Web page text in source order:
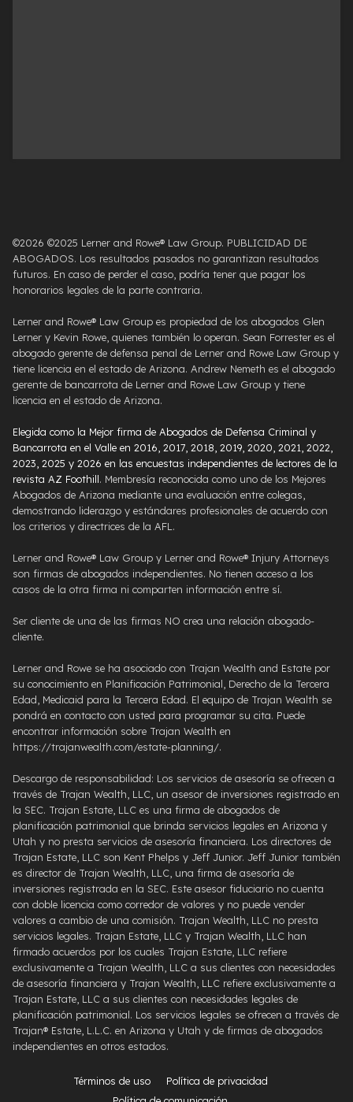
©2026 ©2025 Lerner and Rowe® Law Group. PUBLICIDAD DE
ABOGADOS. Los resultados pasados ​​no garantizan resultados
futuros. En caso de perder el caso, podría tener que pagar los
honorarios legales de la parte contraria.
Lerner and Rowe® Law Group es propiedad de los abogados Glen
Lerner y Kevin Rowe, quienes también lo operan. Sean Forrester es el
abogado gerente de defensa penal de Lerner and Rowe Law Group y
tiene licencia en el estado de Arizona. Andrew Nemeth es el abogado
gerente de bancarrota de Lerner and Rowe Law Group y tiene
licencia en el estado de Arizona.
Elegida como la Mejor firma de Abogados de Defensa Criminal y
Bancarrota en el Valle en 2016, 2017, 2018, 2019, 2020, 2021, 2022,
2023, 2025 y 2026 en las encuestas independientes de lectores de la
revista AZ Foothill. Membresía reconocida como uno de los Mejores
Abogados de Arizona mediante una evaluación entre colegas,
demostrando liderazgo y estándares profesionales de acuerdo con
los criterios y directrices de la AFL.
Lerner and Rowe® Law Group y Lerner and Rowe® Injury Attorneys
son firmas de abogados independientes. No tienen acceso a los
casos de la otra firma ni comparten información entre sí.
Ser cliente de una de las firmas NO crea una relación abogado-
cliente.
Lerner and Rowe se ha asociado con Trajan Wealth and Estate por
su conocimiento en Planificación Patrimonial, Derecho de la Tercera
Edad, Medicaid para la Tercera Edad. El equipo de Trajan Wealth se
pondrá en contacto con usted para programar su cita. Puede
encontrar información sobre Trajan Wealth en
https://trajanwealth.com/estate-planning/.
Descargo de responsabilidad: Los servicios de asesoría se ofrecen a
través de Trajan Wealth, LLC, un asesor de inversiones registrado en
la SEC. Trajan Estate, LLC es una firma de abogados de
planificación patrimonial que brinda servicios legales en Arizona y
Utah y no presta servicios de asesoría financiera. Los directores de
Trajan Estate, LLC son Kent Phelps y Jeff Junior. Jeff Junior también
es director de Trajan Wealth, LLC, una firma de asesoría de
inversiones registrada en la SEC. Este asesor fiduciario no cuenta
con doble licencia como corredor de valores y no puede vender
valores a cambio de una comisión. Trajan Wealth, LLC no presta
servicios legales. Trajan Estate, LLC y Trajan Wealth, LLC han
firmado acuerdos por los cuales Trajan Estate, LLC refiere
exclusivamente a Trajan Wealth, LLC a sus clientes con necesidades
de asesoría financiera y Trajan Wealth, LLC refiere exclusivamente a
Trajan Estate, LLC a sus clientes con necesidades legales de
planificación patrimonial. Los servicios legales se ofrecen a través de
Trajan® Estate, L.L.C. en Arizona y Utah y de firmas de abogados
independientes en otros estados.
Términos de uso
Política de privacidad